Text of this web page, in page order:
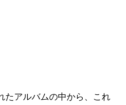
たアルバムの中から、これ